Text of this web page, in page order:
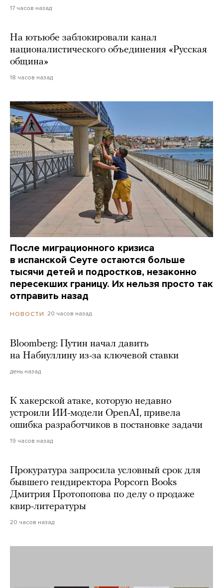
17 часов назад
На ютьюбе заблокировали канал
националистического объединения «Русская
община»
18 часов назад
После миграционного кризиса
в испанской Сеуте остаются больше
тысячи детей и подростков, незаконно
пересекших границу. Их нельзя просто так
отправить назад
НОВОСТИ 20 часов назад
Bloomberg: Путин начал давить
на Набиуллину из-за ключевой ставки
день назад
К хакерской атаке, которую недавно
устроили ИИ-модели OpenAI, привела
ошибка разработчиков в постановке задачи
19 часов назад
Прокуратура запросила условный срок для
бывшего гендиректора Popcorn Books
Дмитрия Протопопова по делу о продаже
квир-литературы
20 часов назад